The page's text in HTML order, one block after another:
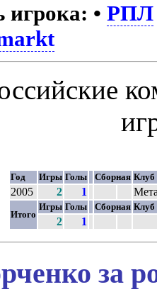
игрока: •РПЛ
Год Игры Голы Сборная Клуб
2005 2 1
Итого
Игры Голы Сборная Клуб
2 1
за